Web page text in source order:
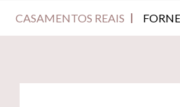
CASAMENTOS REAIS